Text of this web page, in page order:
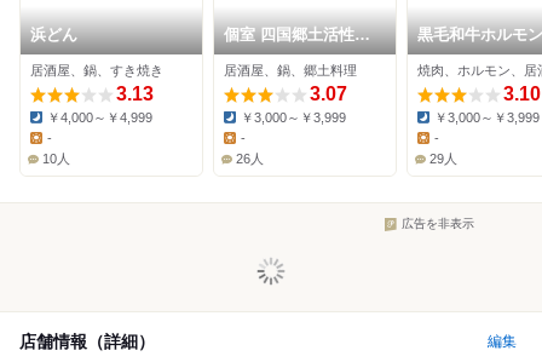
浜どん
居酒屋、鍋、すき焼き
3.13
Dinner:
￥4,000～￥4,999
Lunch:
-
10人
個室 四国郷土活性化
藁家88 福山店
居酒屋、鍋、郷土料理
3.07
Dinner:
￥3,000～￥3,999
Lunch:
-
26人
黒毛和牛ホルモ
衆焼肉しんすけ
焼肉、ホルモン、居
3.10
Dinner:
￥3,000～￥3,999
Lunch:
-
29人
広告を非表示
店舗情報（詳細） 編集